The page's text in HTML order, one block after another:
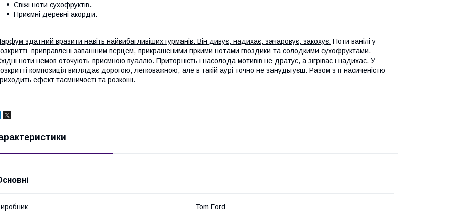
Свіжі ноти сухофруктів.
Приємні деревні акорди.
здатний вразити навіть найвибагливіших гурманів. Він дивує, надихає, зачаровує, закохує. Ноти ванілі у
приправлені запашним перцем, прикрашеними гіркими нотами гвоздики та солодкими сухофруктами.
ноти немов оточують приємною вуаллю. Приторність і насолода мотивів не дратує, а зігріває і надихає. У
композиція виглядає дорогою, легковажною, але в такій аурі точно не занудьгуєш. Разом з її насиченістю
ефект таємничості та розкоші.
Tom Ford